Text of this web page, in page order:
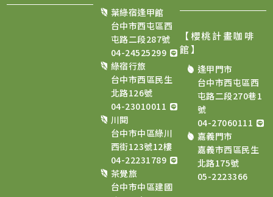
葉綠宿逢甲館
台中市西屯區西
屯路二段287號
04-24525299
綠宿行旅
台中市西區民生
北路126號
04-23010011
川閱
台中市中區綠川
西街123號12樓
04-22231789
茶覺旅
台中市中區建國
【櫻桃計畫咖啡
館】
逢甲門市
台中市西屯區西
屯路二段270巷1
號
04-27060111
嘉義門市
嘉義市西區民生
北路175號
05-2223366